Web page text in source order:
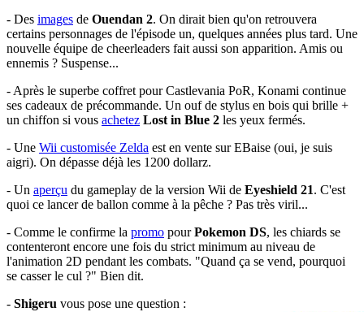
- Des images de Ouendan 2. On dirait bien qu'on retrouvera
certains personnages de l'épisode un, quelques années plus tard. Une
nouvelle équipe de cheerleaders fait aussi son apparition. Amis ou
ennemis ? Suspense...
- Après le superbe coffret pour Castlevania PoR, Konami continue
ses cadeaux de précommande. Un ouf de stylus en bois qui brille +
un chiffon si vous achetez Lost in Blue 2 les yeux fermés.
- Une Wii customisée Zelda est en vente sur EBaise (oui, je suis
aigri). On dépasse déjà les 1200 dollarz.
- Un aperçu du gameplay de la version Wii de Eyeshield 21. C'est
quoi ce lancer de ballon comme à la pêche ? Pas très viril...
- Comme le confirme la promo pourPokemon DS, les chiards se
contenteront encore une fois du strict minimum au niveau de
l'animation 2D pendant les combats. "Quand ça se vend, pourquoi
se casser le cul ?" Bien dit.
- Shigeru vous pose une question :